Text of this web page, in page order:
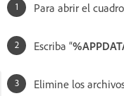
Para abrir el
Escriba “
Elimine los